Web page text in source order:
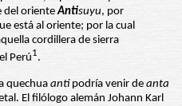
del orienteAntisuyu, por
está al oriente; por la cual
cordillera de sierra
Perú1.
quechua antipodría venir de anta
El filólogo alemán Johann Karl